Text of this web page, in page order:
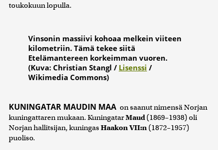
toukokuun lopulla.
Vinsonin massiivi kohoaa melkein viiteen
kilometriin. Tämä tekee siitä
Etelämantereen korkeimman vuoren.
(Kuva: Christian Stangl / Lisenssi /
Wikimedia Commons)
KUNINGATAR MAUDIN MAA on saanut nimensä Norjan
kuningattaren mukaan. KuningatarMaud (1869–1938) oli
Norjan hallitsijan, kuningas Haakon VII:n (1872–1957)
puoliso.